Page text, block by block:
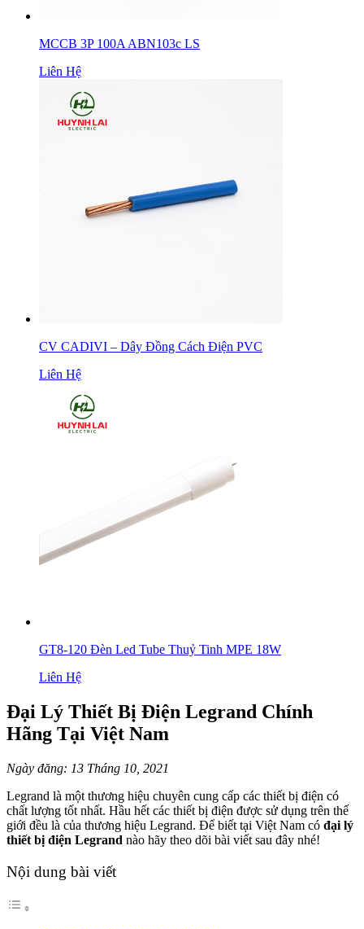
MCCB 3P 100A ABN103c LS
Liên Hệ
CV CADIVI – Dây Đồng Cách Điện PVC
Liên Hệ
GT8-120 Đèn Led Tube Thuỷ Tinh MPE 18W
Liên Hệ
Đại Lý Thiết Bị Điện Legrand Chính
Hãng Tại Việt Nam
Ngày đăng: 13 Tháng 10, 2021
Legrand là một thương hiệu chuyên cung cấp các thiết bị điện có
chất lượng tốt nhất. Hầu hết các thiết bị điện được sử dụng trên thế
giới đều là của thương hiệu Legrand. Để biết tại Việt Nam có đại lý
thiết bị điện Legrand nào hãy theo dõi bài viết sau đây nhé!
Nội dung bài viết